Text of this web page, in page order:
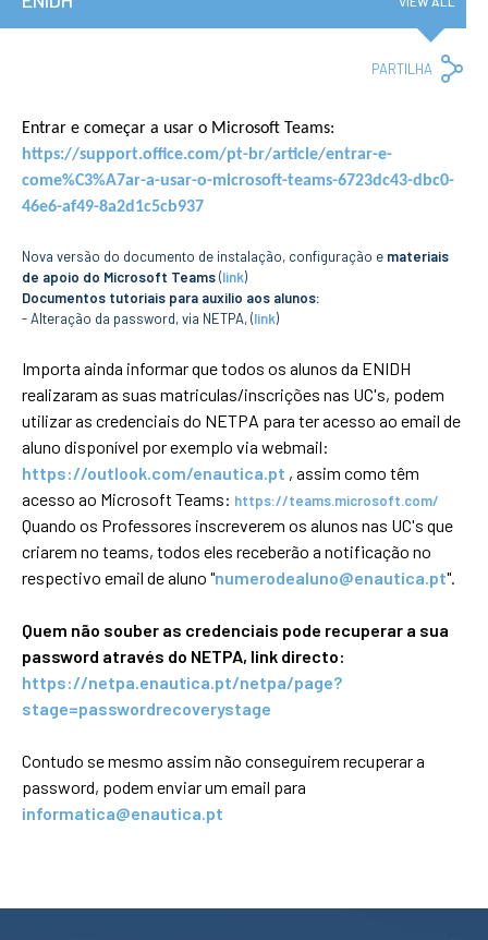
Privacy Policy and RGPD
Council for Assessment
Recruitment
Public Procurement
Reporting Channel
Agenda
ENIDH Centenary
Recognition of foreign
qualifications
COURSES
Undergraduated
Courses
TeSP Courses
APPLICATIONS
Master courses
Courses
courses
International
ERASMUS +
PARTILHA
Entrar e começar a usar o Microsoft Teams:
https://support.office.com/pt-br/article/entrar-e-
come%C3%A7ar-a-usar-o-microsoft-teams-6723dc43-dbc0-
46e6-af49-8a2d1c5cb937
Nova versão do documento de instalação, configuração e materiais
de apoio do Microsoft Teams(link)
Documentos tutoriais para auxilio aos alunos:
- Alteração da password, via NETPA, (link)
Importa ainda informar que todos os alunos da ENIDH
realizaram as suas matriculas/inscrições nas UC's, podem
utilizar as credenciais do NETPA para ter acesso ao email de
aluno disponível por exemplo via webmail:
https://outlook.com/enautica.pt , assim como têm
acesso ao Microsoft Teams: https://teams.microsoft.com/
Quando os Professores inscreverem os alunos nas UC's que
criarem no teams, todos eles receberão a notificação no
respectivo email de aluno "numerodealuno@enautica.pt".
Quem não souber as credenciais pode recuperar a sua
password através do NETPA, link directo:
https://netpa.enautica.pt/netpa/page?
stage=passwordrecoverystage
Contudo se mesmo assim não conseguirem recuperar a
password, podem enviar um email para
informatica@enautica.pt